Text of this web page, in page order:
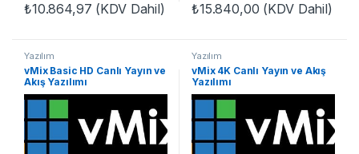
₺10.864,97 (KDV Dahil) ₺15.840,00 (KDV Dahil)
Yazılım
vMix Basic HD Canlı Yayın ve
Akış Yazılımı
Yazılım
vMix 4K Canlı Yayın ve Akış
Yazılımı